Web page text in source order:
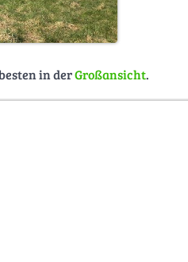
in derGroßansicht.